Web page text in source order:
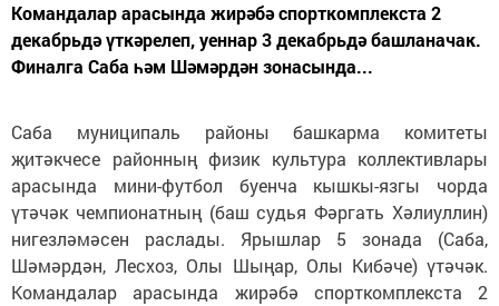
Командалар арасында жирәбә спорткомплекста 2
декабрьдә үткәрелеп, уеннар 3 декабрьдә башланачак.
Финалга Саба һәм Шәмәрдән зонасында...
Саба муниципаль районы башкарма комитеты
җитәкчесе районның физик культура коллективлары
арасында мини-футбол буенча кышкы-язгы чорда
үтәчәк чемпионатның (баш судья Фәргать Хәлиуллин)
нигезләмәсен раслады. Ярышлар 5 зонада (Саба,
Шәмәрдән, Лесхоз, Олы Шыңар, Олы Кибәче) үтәчәк.
Командалар арасында жирәбә спорткомплекста 2